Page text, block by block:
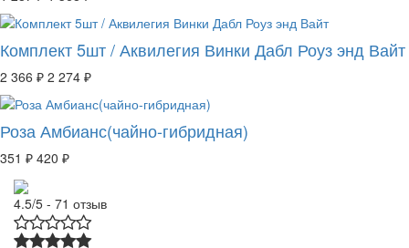
Комплект 5шт / Аквилегия Винки Дабл Роуз энд Вайт
2 366 ₽ 2 274 ₽
Роза Амбианс(чайно-гибридная)
351 ₽ 420 ₽
4.5/5 - 71 отзыв